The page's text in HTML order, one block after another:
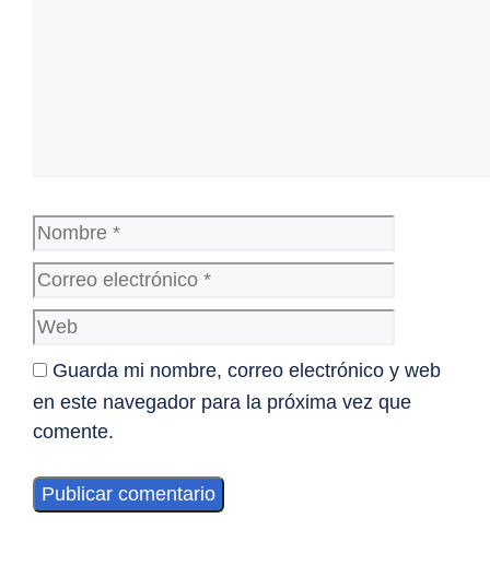
Nombre
electrónico
Guarda mi nombre, correo electrónico y web
en este navegador para la próxima vez que
comente.